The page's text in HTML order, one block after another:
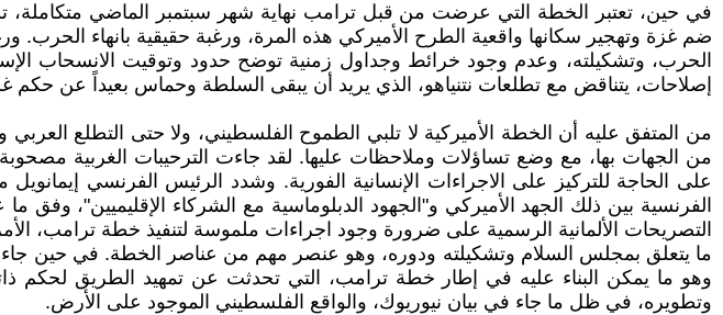
في حين، تعتبر الخطة التي عرضت من قبل ترامب نهاية شهر سبتمبر الماضي متكاملة،
ضم غزة وتهجير سكانها واقعية الطرح الأميركي هذه المرة، ورغبة حقيقية بانهاء
الحرب، وتشكيلته، وعدم وجود خرائط وجداول زمنية توضح حدود وتوقيت الانسحاب
إصلاحات، يتناقض مع تطلعات نتنياهو، الذي يريد أن يبقى السلطة وحماس بعيداً عن حكم
من المتفق عليه أن الخطة الأميركية لا تلبي الطموح الفلسطيني، ولا حتى التطلع
من الجهات بها، مع وضع تساؤلات وملاحظات عليها. لقد جاءت الترحيبات الغربية
على الحاجة للتركيز على الاجراءات الإنسانية الفورية. وشدد الرئيس الفرنسي
الفرنسية بين ذلك الجهد الأميركي و"الجهود الدبلوماسية مع الشركاء الإقليميين"،
التصريحات الألمانية الرسمية على ضرورة وجود اجراءات ملموسة لتنفيذ خطة ترامب،
ما يتعلق بمجلس السلام وتشكيلته ودوره، وهو عنصر مهم من عناصر الخطة. في حين
وهو ما يمكن البناء عليه في إطار خطة ترامب، التي تحدثت عن تمهيد الطريق لحكم
وتطويره، في ظل ما جاء في بيان نيوريوك، والواقع الفلسطيني الموجود على الأرض.